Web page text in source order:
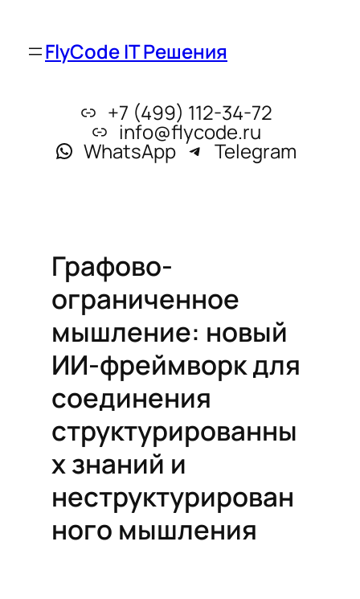
FlyCode IT Решения
+7 (499) 112-34-72
info@flycode.ru
WhatsApp Telegram
Графово-
ограниченное
мышление: новый
ИИ-фреймворк для
соединения
структурированны
х знаний и
неструктурирован
ного мышления